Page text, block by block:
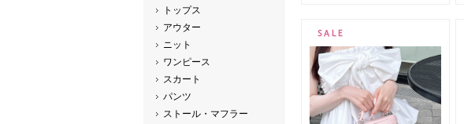
トップス
アウター
ニット
ワンピース
スカート
パンツ
ストール・マフラー